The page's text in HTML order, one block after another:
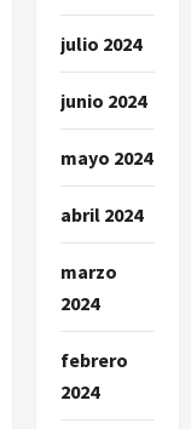
julio 2024
junio 2024
mayo 2024
abril 2024
marzo
2024
febrero
2024